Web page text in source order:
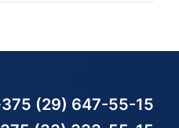
(29) 647-55-15